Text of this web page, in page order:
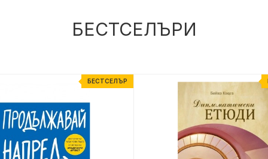
БЕСТСЕЛЪРИ
БЕСТСЕЛЪР